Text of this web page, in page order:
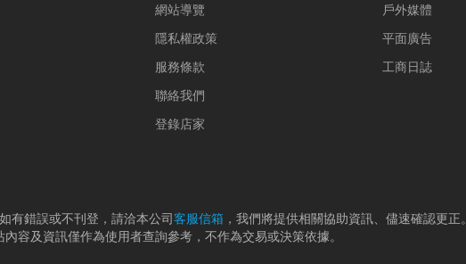
網站導覽
隱私權政策
服務條款
聯絡我們
登錄店家
戶外媒體
平面廣告
工商日誌
有錯誤或不刊登，請洽本公司客服信箱 ，我們將提供相關協助資訊、儘速確認更正。
內容及資訊僅作為使用者查詢參考，不作為交易或決策依據。